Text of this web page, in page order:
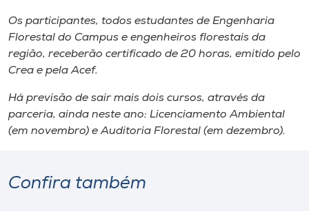
Os participantes, todos estudantes de Engenharia
Florestal do Campus e engenheiros florestais da
região, receberão certificado de 20 horas, emitido pelo
Crea e pela Acef.
Há previsão de sair mais dois cursos, através da
parceria, ainda neste ano: Licenciamento Ambiental
(em novembro) e Auditoria Florestal (em dezembro).
Confira também